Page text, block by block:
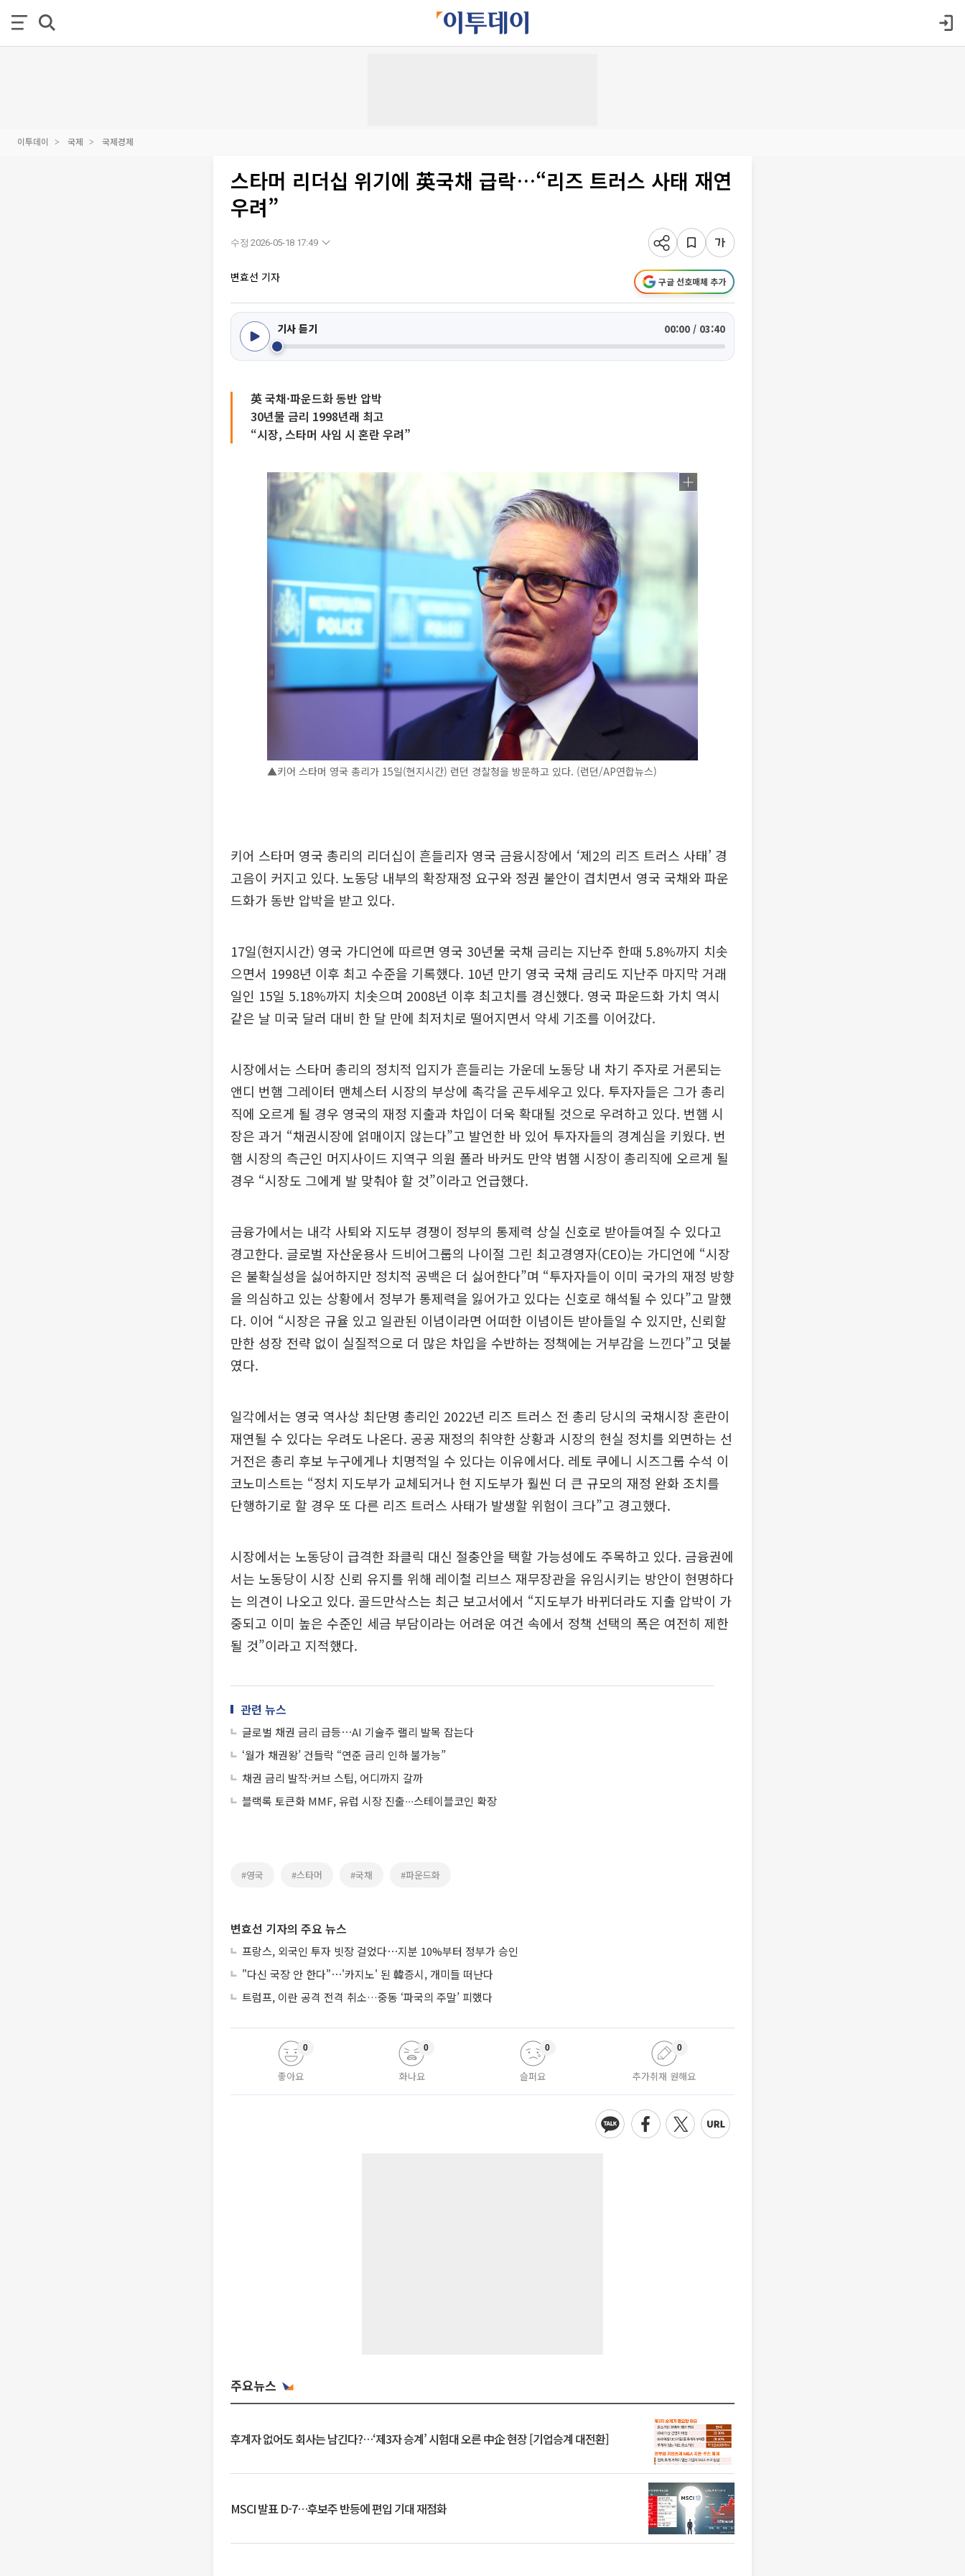
이투데이 국제 국제경제
스타머 리더십 위기에 英국채 급락…“리즈 트러스 사태 재연
우려”
수정 2026-05-18 17:49
변효선 기자 구글 선호매체 추가
기사 듣기 00:00 / 03:40
英 국채·파운드화 동반 압박
30년물 금리 1998년래 최고
“시장, 스타머 사임 시 혼란 우려”
▲키어 스타머 영국 총리가 15일(현지시간) 런던 경찰청을 방문하고 있다. (런던/AP연합뉴스)
키어 스타머 영국 총리의 리더십이 흔들리자 영국 금융시장에서 ‘제2의 리즈 트러스 사태’ 경
고음이 커지고 있다. 노동당 내부의 확장재정 요구와 정권 불안이 겹치면서 영국 국채와 파운
드화가 동반 압박을 받고 있다.
17일(현지시간) 영국 가디언에 따르면 영국 30년물 국채 금리는 지난주 한때 5.8%까지 치솟
으면서 1998년 이후 최고 수준을 기록했다. 10년 만기 영국 국채 금리도 지난주 마지막 거래
일인 15일 5.18%까지 치솟으며 2008년 이후 최고치를 경신했다. 영국 파운드화 가치 역시
같은 날 미국 달러 대비 한 달 만에 최저치로 떨어지면서 약세 기조를 이어갔다.
시장에서는 스타머 총리의 정치적 입지가 흔들리는 가운데 노동당 내 차기 주자로 거론되는
앤디 번햄 그레이터 맨체스터 시장의 부상에 촉각을 곤두세우고 있다. 투자자들은 그가 총리
직에 오르게 될 경우 영국의 재정 지출과 차입이 더욱 확대될 것으로 우려하고 있다. 번햄 시
장은 과거 “채권시장에 얽매이지 않는다”고 발언한 바 있어 투자자들의 경계심을 키웠다. 번
햄 시장의 측근인 머지사이드 지역구 의원 폴라 바커도 만약 범햄 시장이 총리직에 오르게 될
경우 “시장도 그에게 발 맞춰야 할 것”이라고 언급했다.
금융가에서는 내각 사퇴와 지도부 경쟁이 정부의 통제력 상실 신호로 받아들여질 수 있다고
경고한다. 글로벌 자산운용사 드비어그룹의 나이절 그린 최고경영자(CEO)는 가디언에 “시장
은 불확실성을 싫어하지만 정치적 공백은 더 싫어한다”며 “투자자들이 이미 국가의 재정 방향
을 의심하고 있는 상황에서 정부가 통제력을 잃어가고 있다는 신호로 해석될 수 있다”고 말했
다. 이어 “시장은 규율 있고 일관된 이념이라면 어떠한 이념이든 받아들일 수 있지만, 신뢰할
만한 성장 전략 없이 실질적으로 더 많은 차입을 수반하는 정책에는 거부감을 느낀다”고 덧붙
였다.
일각에서는 영국 역사상 최단명 총리인 2022년 리즈 트러스 전 총리 당시의 국채시장 혼란이
재연될 수 있다는 우려도 나온다. 공공 재정의 취약한 상황과 시장의 현실 정치를 외면하는 선
거전은 총리 후보 누구에게나 치명적일 수 있다는 이유에서다. 레토 쿠에니 시즈그룹 수석 이
코노미스트는 “정치 지도부가 교체되거나 현 지도부가 훨씬 더 큰 규모의 재정 완화 조치를
단행하기로 할 경우 또 다른 리즈 트러스 사태가 발생할 위험이 크다”고 경고했다.
시장에서는 노동당이 급격한 좌클릭 대신 절충안을 택할 가능성에도 주목하고 있다. 금융권에
서는 노동당이 시장 신뢰 유지를 위해 레이철 리브스 재무장관을 유임시키는 방안이 현명하다
는 의견이 나오고 있다. 골드만삭스는 최근 보고서에서 “지도부가 바뀌더라도 지출 압박이 가
중되고 이미 높은 수준인 세금 부담이라는 어려운 여건 속에서 정책 선택의 폭은 여전히 제한
될 것”이라고 지적했다.
관련 뉴스
글로벌 채권 금리 급등⋯AI 기술주 랠리 발목 잡는다
‘월가 채권왕’ 건들락 “연준 금리 인하 불가능”
채권 금리 발작·커브 스팁, 어디까지 갈까
블랙록 토큰화 MMF, 유럽 시장 진출∙∙∙스테이블코인 확장
#영국 #스타머 #국채 #파운드화
변효선 기자의 주요 뉴스
프랑스, 외국인 투자 빗장 걸었다⋯지분 10%부터 정부가 승인
"다신 국장 안 한다"⋯'카지노' 된 韓증시, 개미들 떠난다
트럼프, 이란 공격 전격 취소…중동 ‘파국의 주말’ 피했다
좋아요
0
화나요
0
슬퍼요
0
추가취재 원해요
0
주요뉴스
후계자 없어도 회사는 남긴다?…‘제3자 승계’ 시험대 오른 中企 현장 [기업승계 대전환]
MSCI 발표 D-7…후보주 반등에 편입 기대 재점화